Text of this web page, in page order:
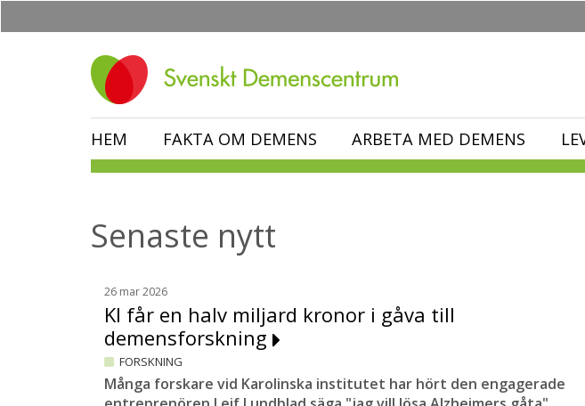
HEM FAKTA OM DEMENS ARBETA MED DEMENS
Senaste nytt
26 mar 2026
KI får en halv miljard kronor i gåva till
demensforskning
FORSKNING
Många forskare vid Karolinska institutet har hört den engagerade